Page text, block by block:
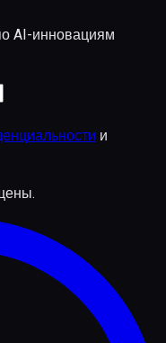
AI-инновациям
и
.